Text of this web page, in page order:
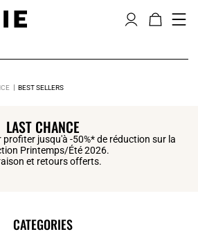
BEST SELLERS
LAST CHANCE
profiter jusqu'à -50%* de réduction sur la
Printemps/Été 2026.
et retours offerts.
CATEGORIES